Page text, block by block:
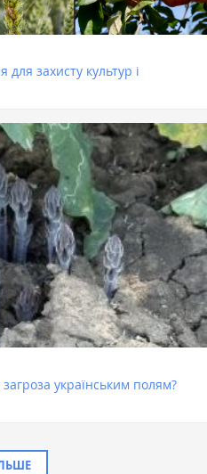
захисту культур і
українським полям?